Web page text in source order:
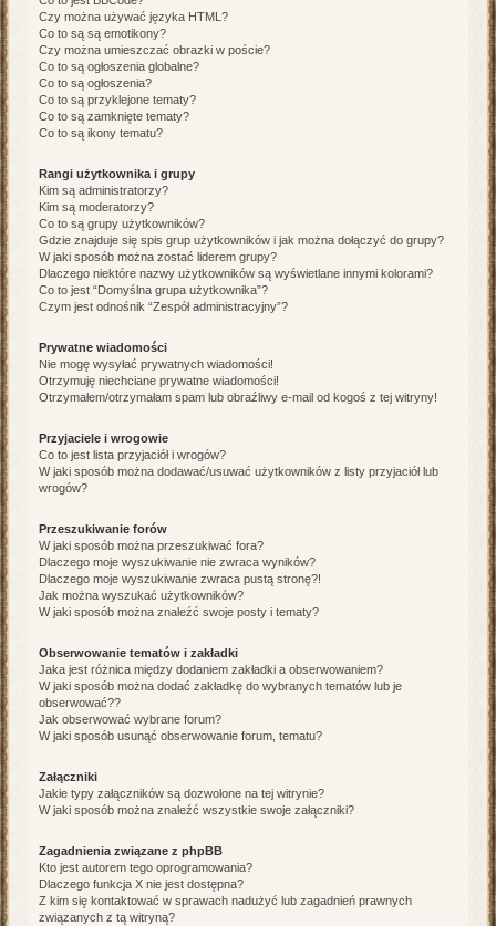
Czy można używać języka HTML?
Co to są są emotikony?
Czy można umieszczać obrazki w poście?
Co to są ogłoszenia globalne?
Co to są ogłoszenia?
Co to są przyklejone tematy?
Co to są zamknięte tematy?
Co to są ikony tematu?
Rangi użytkownika i grupy
Kim są administratorzy?
Kim są moderatorzy?
Co to są grupy użytkowników?
Gdzie znajduje się spis grup użytkowników i jak można dołączyć do grupy?
W jaki sposób można zostać liderem grupy?
Dlaczego niektóre nazwy użytkowników są wyświetlane innymi kolorami?
Co to jest “Domyślna grupa użytkownika”?
Czym jest odnośnik “Zespół administracyjny”?
Prywatne wiadomości
Nie mogę wysyłać prywatnych wiadomości!
Otrzymuję niechciane prywatne wiadomości!
Otrzymałem/otrzymałam spam lub obraźliwy e-mail od kogoś z tej witryny!
Przyjaciele i wrogowie
Co to jest lista przyjaciół i wrogów?
W jaki sposób można dodawać/usuwać użytkowników z listy przyjaciół lub
wrogów?
Przeszukiwanie forów
W jaki sposób można przeszukiwać fora?
Dlaczego moje wyszukiwanie nie zwraca wyników?
Dlaczego moje wyszukiwanie zwraca pustą stronę?!
Jak można wyszukać użytkowników?
W jaki sposób można znaleźć swoje posty i tematy?
Obserwowanie tematów i zakładki
Jaka jest różnica między dodaniem zakładki a obserwowaniem?
W jaki sposób można dodać zakładkę do wybranych tematów lub je
obserwować??
Jak obserwować wybrane forum?
W jaki sposób usunąć obserwowanie forum, tematu?
Załączniki
Jakie typy załączników są dozwolone na tej witrynie?
W jaki sposób można znaleźć wszystkie swoje załączniki?
Zagadnienia związane z phpBB
Kto jest autorem tego oprogramowania?
Dlaczego funkcja X nie jest dostępna?
Z kim się kontaktować w sprawach nadużyć lub zagadnień prawnych
związanych z tą witryną?